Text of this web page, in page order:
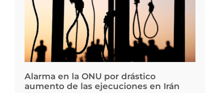
Alarma en la ONU por drástico
aumento de las ejecuciones en Irán